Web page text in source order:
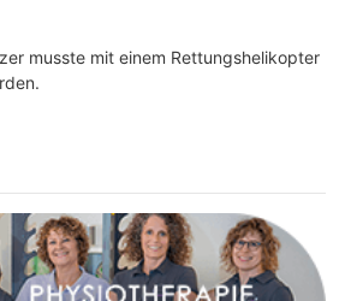
musste mit einem Rettungshelikopter